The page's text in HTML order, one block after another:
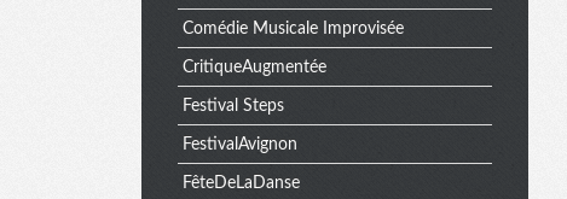
Comédie Musicale Improvisée
CritiqueAugmentée
Festival Steps
FestivalAvignon
FêteDeLaDanse